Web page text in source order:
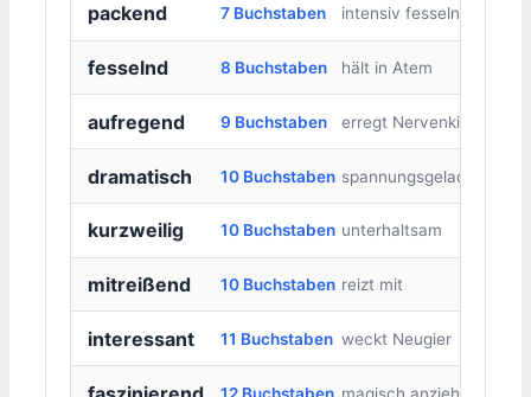
packend 7 Buchstaben intensiv fesselnd
fesselnd 8 Buchstaben hält in Atem
aufregend 9 Buchstaben erregt Nervenkitzel
dramatisch 10 Buchstaben spannungsgeladen
kurzweilig 10 Buchstaben unterhaltsam
mitreißend 10 Buchstaben reizt mit
interessant 11 Buchstaben weckt Neugier
12 Buchstaben magisch anziehend